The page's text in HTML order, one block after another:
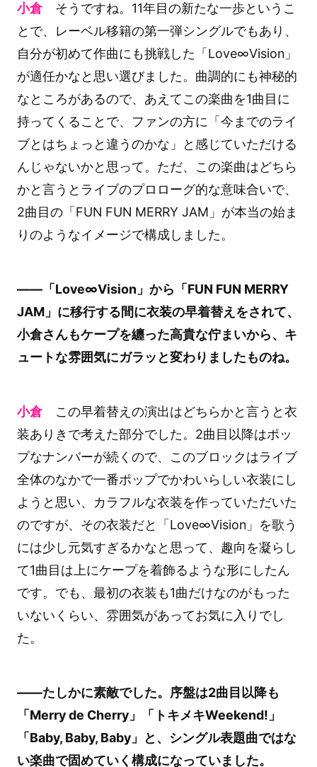
小倉そうですね。11年目の新たな一歩というこ
とで、レーベル移籍の第一弾シングルでもあり、
自分が初めて作曲にも挑戦した「Love∞Vision」
が適任かなと思い選びました。曲調的にも神秘的
なところがあるので、あえてこの楽曲を1曲目に
持ってくることで、ファンの方に「今までのライ
ブとはちょっと違うのかな」と感じていただける
んじゃないかと思って。ただ、この楽曲はどちら
かと言うとライブのプロローグ的な意味合いで、
2曲目の「FUN FUN MERRY JAM」が本当の始ま
りのようなイメージで構成しました。
――「Love∞Vision」から「FUN FUN MERRY
JAM」に移行する間に衣装の早着替えをされて、
小倉さんもケープを纏った高貴な佇まいから、キ
ュートな雰囲気にガラッと変わりましたものね。
小倉この早着替えの演出はどちらかと言うと衣
装ありきで考えた部分でした。2曲目以降はポッ
プなナンバーが続くので、このブロックはライブ
全体のなかで一番ポップでかわいらしい衣装にし
ようと思い、カラフルな衣装を作っていただいた
のですが、その衣装だと「Love∞Vision」を歌う
には少し元気すぎるかなと思って、趣向を凝らし
て1曲目は上にケープを着飾るような形にしたん
です。でも、最初の衣装も1曲だけなのがもった
いないくらい、雰囲気があってお気に入りでし
た。
――たしかに素敵でした。序盤は2曲目以降も
「Merry de Cherry」「トキメキWeekend!」
「Baby, Baby, Baby」と、シングル表題曲ではな
い楽曲で固めていく構成になっていました。